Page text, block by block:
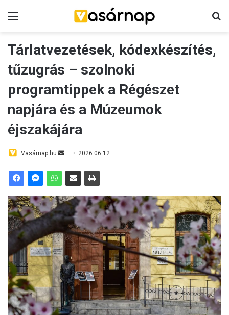
Tárlatvezetések, kódexkészítés,
tűzugrás – szolnoki
programtippek a Régészet
napjára és a Múzeumok
éjszakájára
Vasárnap.hu
a
n
m
i
l
2026.06.12.